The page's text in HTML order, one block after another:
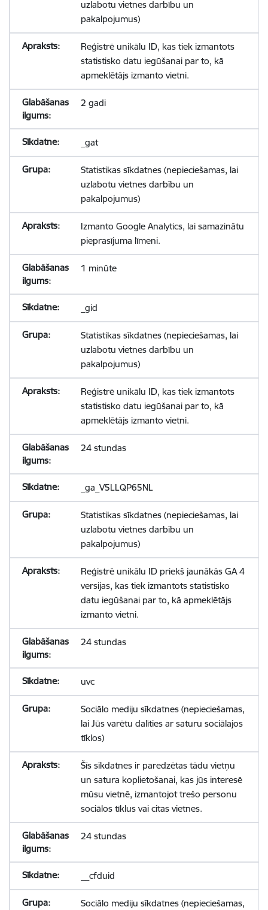
uzlabotu vietnes darbību un
pakalpojumus)
Reģistrē unikālu ID, kas tiek izmantots
statistisko datu iegūšanai par to, kā
apmeklētājs izmanto vietni.
2 gadi
_gat
Statistikas sīkdatnes (nepieciešamas, lai
uzlabotu vietnes darbību un
pakalpojumus)
Izmanto Google Analytics, lai samazinātu
pieprasījuma līmeni.
1 minūte
_gid
Statistikas sīkdatnes (nepieciešamas, lai
uzlabotu vietnes darbību un
pakalpojumus)
Reģistrē unikālu ID, kas tiek izmantots
statistisko datu iegūšanai par to, kā
apmeklētājs izmanto vietni.
24 stundas
_ga_V5LLQP65NL
Statistikas sīkdatnes (nepieciešamas, lai
uzlabotu vietnes darbību un
pakalpojumus)
Reģistrē unikālu ID priekš jaunākās GA 4
versijas, kas tiek izmantots statistisko
datu iegūšanai par to, kā apmeklētājs
izmanto vietni.
24 stundas
uvc
Sociālo mediju sīkdatnes (nepieciešamas,
lai Jūs varētu dalīties ar saturu sociālajos
tīklos)
Šīs sīkdatnes ir paredzētas tādu vietņu
un satura koplietošanai, kas jūs interesē
mūsu vietnē, izmantojot trešo personu
sociālos tīklus vai citas vietnes.
24 stundas
__cfduid
Sociālo mediju sīkdatnes (nepieciešamas,